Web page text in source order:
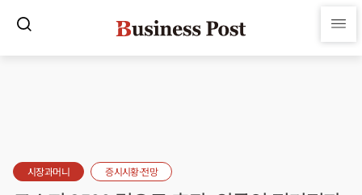
시장과머니 증시시황·전망